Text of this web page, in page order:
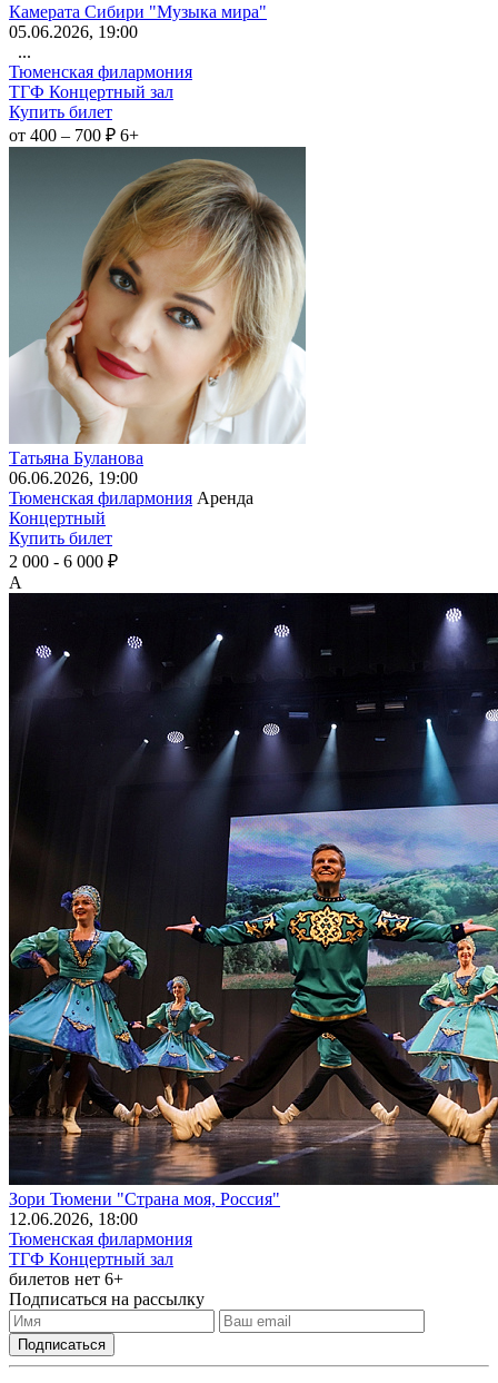
Камерата Сибири "Музыка мира"
05.06.2026, 19:00
...
Тюменская филармония
ТГФ Концертный зал
Купить билет
от 400 – 700 ₽ 6+
Татьяна Буланова
06.06.2026, 19:00
Тюменская филармония Аренда
Концертный
Купить билет
2 000 - 6 000 ₽
А
Зори Тюмени "Страна моя, Россия"
12.06.2026, 18:00
Тюменская филармония
ТГФ Концертный зал
билетов нет 6+
Подписаться на рассылку